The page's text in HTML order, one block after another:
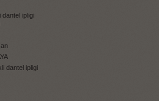
dantel ipligi
dantel ipligi